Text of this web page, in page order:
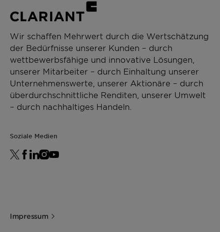
Wir schaffen Mehrwert durch die Wertschätzung
der Bedürfnisse unserer Kunden – durch
wettbewerbsfähige und innovative Lösungen,
unserer Mitarbeiter – durch Einhaltung unserer
Unternehmenswerte, unserer Aktionäre – durch
überdurchschnittliche Renditen, unserer Umwelt
– durch nachhaltiges Handeln.
Soziale Medien
Impressum